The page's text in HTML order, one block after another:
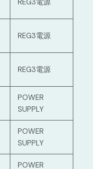
REG3電源
REG3電源
REG3電源
POWER
SUPPLY
POWER
SUPPLY
POWER